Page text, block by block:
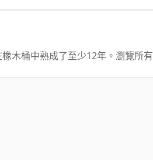
木桶中熟成了至少12年。瀏覽所有